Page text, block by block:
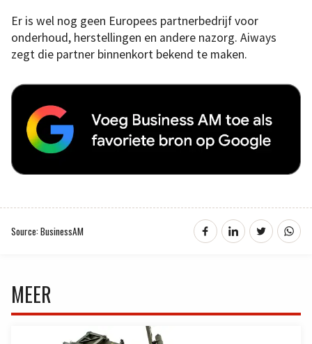
Er is wel nog geen Europees partnerbedrijf voor
onderhoud, herstellingen en andere nazorg. Aiways
zegt die partner binnenkort bekend te maken.
Source: BusinessAM
MEER